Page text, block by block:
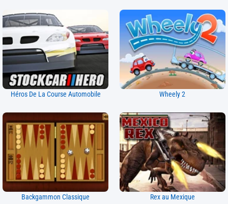
Héros De La Course Automobile Wheely 2
Backgammon Classique Rex au Mexique